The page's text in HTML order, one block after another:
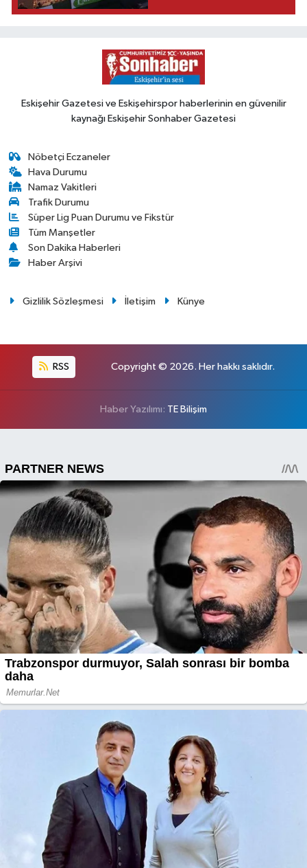
Eskişehir Gazetesi ve Eskişehirspor haberlerinin en güvenilir
kaynağı Eskişehir Sonhaber Gazetesi
Nöbetçi Eczaneler
Hava Durumu
Namaz Vakitleri
Trafik Durumu
Süper Lig Puan Durumu ve Fikstür
Tüm Manşetler
Son Dakika Haberleri
Haber Arşivi
Gizlilik Sözleşmesi İletişim Künye
RSS Copyright © 2026. Her hakkı saklıdır.
Haber Yazılımı: TE Bilişim